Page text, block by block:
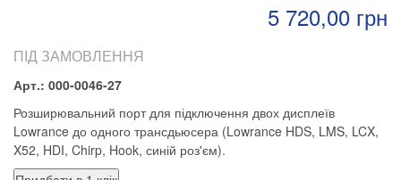
5 720,00 грн
ПІД ЗАМОВЛЕННЯ
Арт.: 000-0046-27
Розширювальний порт для підключення двох дисплеїв
Lowrance до одного трансдьюсера (Lowrance HDS, LMS, LCX,
X52, HDI, Chirp, Hook, синій роз'єм).